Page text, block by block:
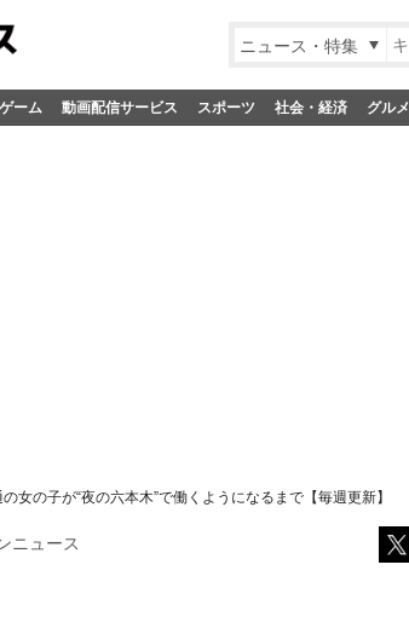
ニュース・特集
ーム 動画配信サービス スポーツ 社会・経済 グルメ
女の子が“夜の六本木”で働くようになるまで【毎週更新】
ニュース